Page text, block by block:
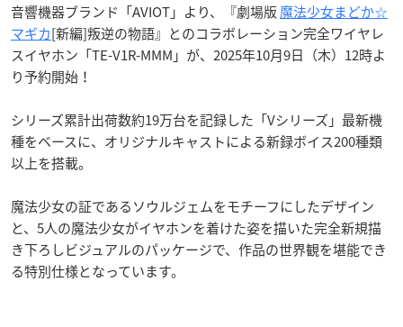
音響機器ブランド「AVIOT」より、『劇場版 魔法少女まどか☆
マギカ[新編]叛逆の物語』とのコラボレーション完全ワイヤレ
スイヤホン「TE-V1R-MMM」が、2025年10月9日（木）12時よ
り予約開始！
シリーズ累計出荷数約19万台を記録した「Vシリーズ」最新機
種をベースに、オリジナルキャストによる新録ボイス200種類
以上を搭載。
魔法少女の証であるソウルジェムをモチーフにしたデザイン
と、5人の魔法少女がイヤホンを着けた姿を描いた完全新規描
き下ろしビジュアルのパッケージで、作品の世界観を堪能でき
る特別仕様となっています。